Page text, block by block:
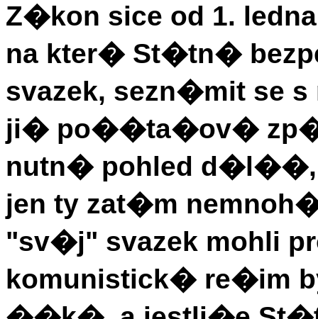
Z�kon sice od 1.
na kter� St�tn�
svazek, sezn�mit se
ji� po��ta�ov�
nutn� pohled
jen ty zat�m
"sv�j" svazek mohli
komunistick� re�im